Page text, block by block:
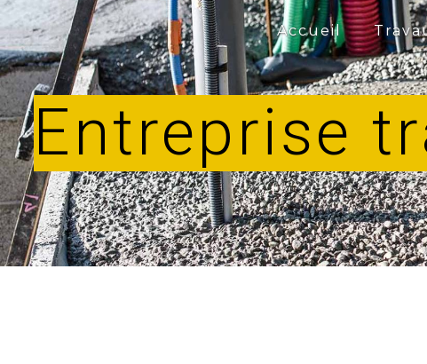
Accueil
Entreprise
Panneau de gestion des cookies